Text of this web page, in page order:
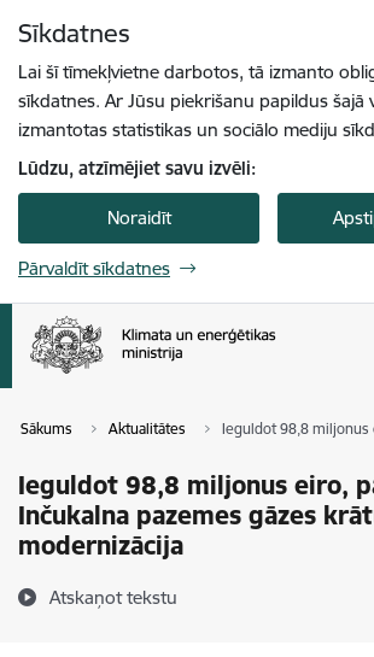
Sīkdatnes
Lai šī tīmekļvietne darbotos, tā izmanto
sīkdatnes. Ar Jūsu piekrišanu papildus šajā
izmantotas statistikas un sociālo mediju
Lūdzu, atzīmējiet savu izvēli:
Noraidīt
Pārvaldīt sīkdatnes
Sākums Aktualitātes Ieguldot 98,8 miljonus
Ieguldot 98,8 miljonus eiro,
Inčukalna pazemes gāzes
modernizācija
Atskaņot tekstu